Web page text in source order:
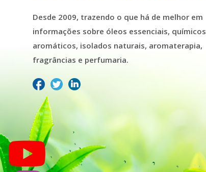
Desde 2009, trazendo o que há de melhor em
informações sobre óleos essenciais, químicos
aromáticos, isolados naturais, aromaterapia,
fragrâncias e perfumaria.